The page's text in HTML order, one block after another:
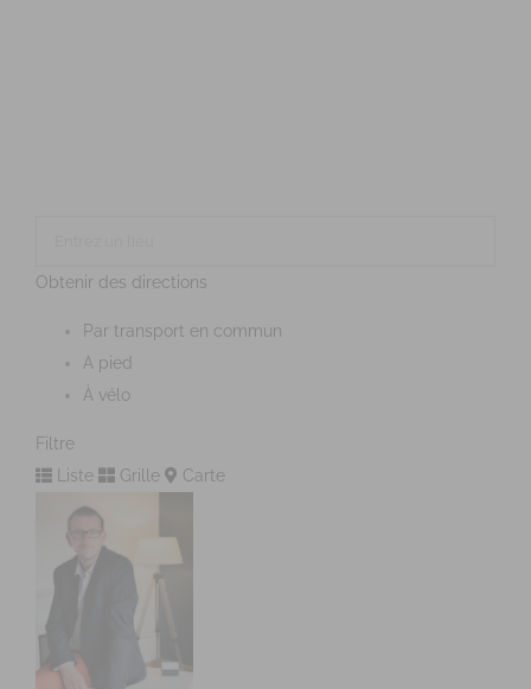
Obtenir des directions
Par transport en commun
A pied
À vélo
Filtre
Liste
Grille Carte